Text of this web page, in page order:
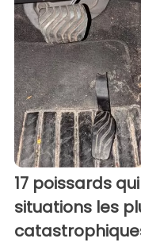
17 poissards
situations les